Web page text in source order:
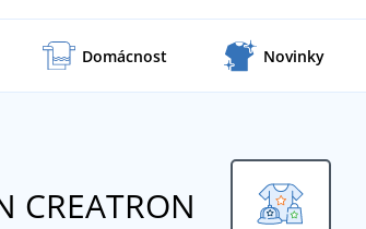
Domácnost Novinky
CREATRON